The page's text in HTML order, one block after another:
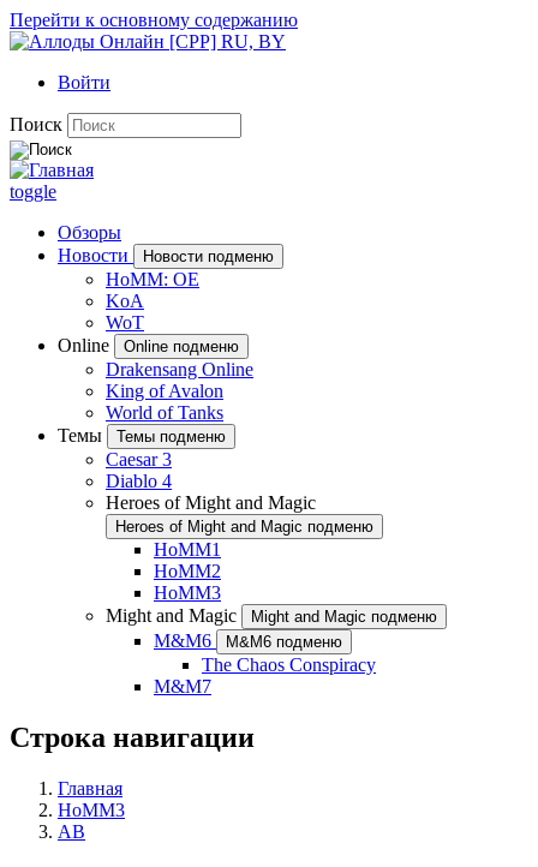
Перейти к основному содержанию
Войти
Поиск
toggle
Обзоры
Новости
Новости подменю
HoMM: OE
KoA
WoT
Online
Online подменю
Drakensang Online
King of Avalon
World of Tanks
Темы
Темы подменю
Caesar 3
Diablo 4
Heroes of Might and Magic
Heroes of Might and Magic подменю
HoMM1
HoMM2
HoMM3
Might and Magic
Might and Magic подменю
M&M6 M&M6 подменю
The Chaos Conspiracy
M&M7
Строка навигации
Главная
HoMM3
AB